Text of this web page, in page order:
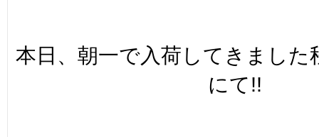
本日、朝一で入荷してきました
にて!!